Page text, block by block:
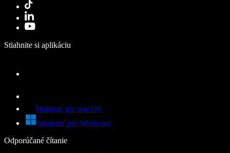
Stiahnite si aplikáciu
Stiahnuť pre macOS
Stiahnuť pre Windows
Odporúčané čítanie